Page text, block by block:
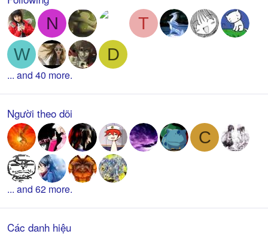
N
T
W
D
... and 40 more.
Người theo dõi
C
... and 62 more.
Các danh hiệu